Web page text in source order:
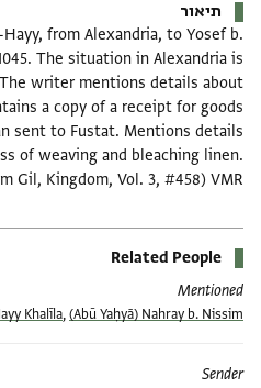
תיאור
from Alexandria, to Yosef b.
The situation in Alexandria is
writer mentions details about
a copy of a receipt for goods
sent to Fustat. Mentions details
of weaving and bleaching linen.
Gil, Kingdom, Vol. 3, #458) VMR
Related People
Mentioned
Khalīla,(Abū Yaḥyā) Nahray b. Nissim
Sender